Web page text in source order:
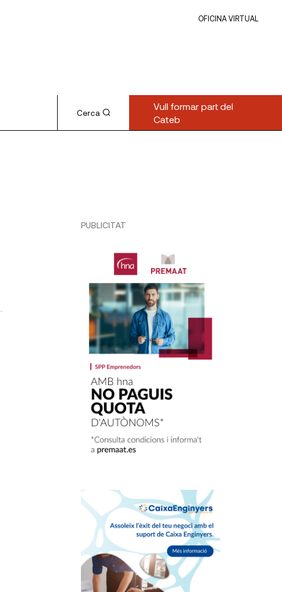
OFICINA VIRTUAL
Cerca
Vull formar part del
Cateb
PUBLICITAT